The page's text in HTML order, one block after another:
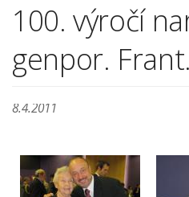
100. výročí
genpor.
8.4.2011